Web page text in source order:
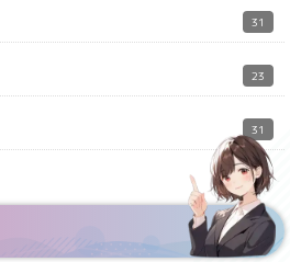
31
23
31